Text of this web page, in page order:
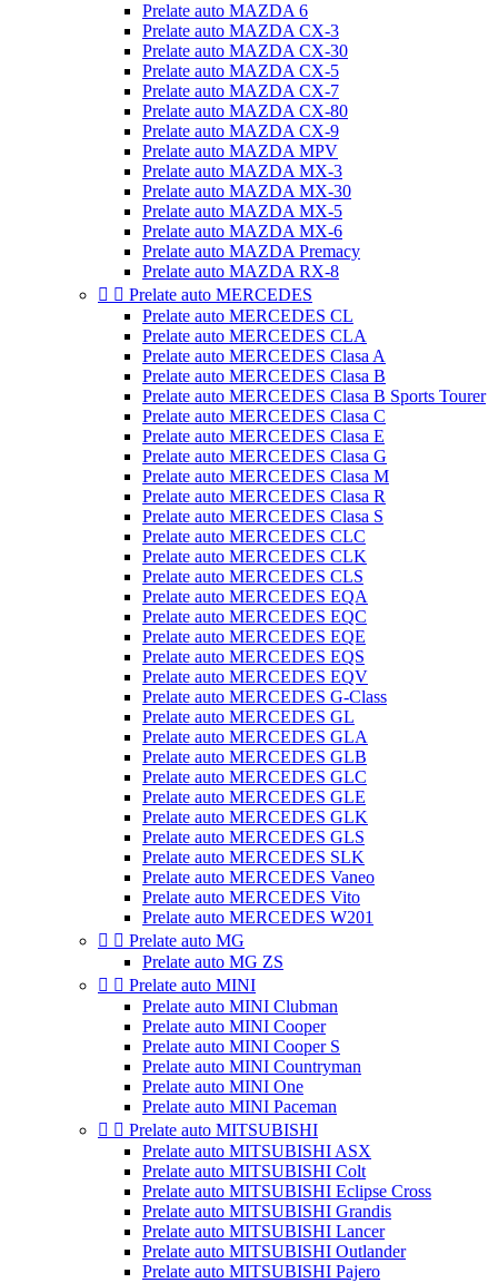
Prelate auto MAZDA 6
Prelate auto MAZDA CX-3
Prelate auto MAZDA CX-30
Prelate auto MAZDA CX-5
Prelate auto MAZDA CX-7
Prelate auto MAZDA CX-80
Prelate auto MAZDA CX-9
Prelate auto MAZDA MPV
Prelate auto MAZDA MX-3
Prelate auto MAZDA MX-30
Prelate auto MAZDA MX-5
Prelate auto MAZDA MX-6
Prelate auto MAZDA Premacy
Prelate auto MAZDA RX-8
  Prelate auto MERCEDES
Prelate auto MERCEDES CL
Prelate auto MERCEDES CLA
Prelate auto MERCEDES Clasa A
Prelate auto MERCEDES Clasa B
Prelate auto MERCEDES Clasa B Sports Tourer
Prelate auto MERCEDES Clasa C
Prelate auto MERCEDES Clasa E
Prelate auto MERCEDES Clasa G
Prelate auto MERCEDES Clasa M
Prelate auto MERCEDES Clasa R
Prelate auto MERCEDES Clasa S
Prelate auto MERCEDES CLC
Prelate auto MERCEDES CLK
Prelate auto MERCEDES CLS
Prelate auto MERCEDES EQA
Prelate auto MERCEDES EQC
Prelate auto MERCEDES EQE
Prelate auto MERCEDES EQS
Prelate auto MERCEDES EQV
Prelate auto MERCEDES G-Class
Prelate auto MERCEDES GL
Prelate auto MERCEDES GLA
Prelate auto MERCEDES GLB
Prelate auto MERCEDES GLC
Prelate auto MERCEDES GLE
Prelate auto MERCEDES GLK
Prelate auto MERCEDES GLS
Prelate auto MERCEDES SLK
Prelate auto MERCEDES Vaneo
Prelate auto MERCEDES Vito
Prelate auto MERCEDES W201
  Prelate auto MG
Prelate auto MG ZS
  Prelate auto MINI
Prelate auto MINI Clubman
Prelate auto MINI Cooper
Prelate auto MINI Cooper S
Prelate auto MINI Countryman
Prelate auto MINI One
Prelate auto MINI Paceman
  Prelate auto MITSUBISHI
Prelate auto MITSUBISHI ASX
Prelate auto MITSUBISHI Colt
Prelate auto MITSUBISHI Eclipse Cross
Prelate auto MITSUBISHI Grandis
Prelate auto MITSUBISHI Lancer
Prelate auto MITSUBISHI Outlander
Prelate auto MITSUBISHI Pajero